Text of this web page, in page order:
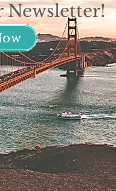
Newsletter!